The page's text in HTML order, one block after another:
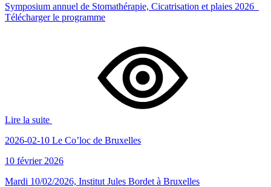
Symposium annuel de Stomathérapie, Cicatrisation et plaies 2026
Télécharger le programme
Lire la suite
2026-02-10 Le Co’loc de Bruxelles
10 février 2026
Mardi 10/02/2026, Institut Jules Bordet à Bruxelles